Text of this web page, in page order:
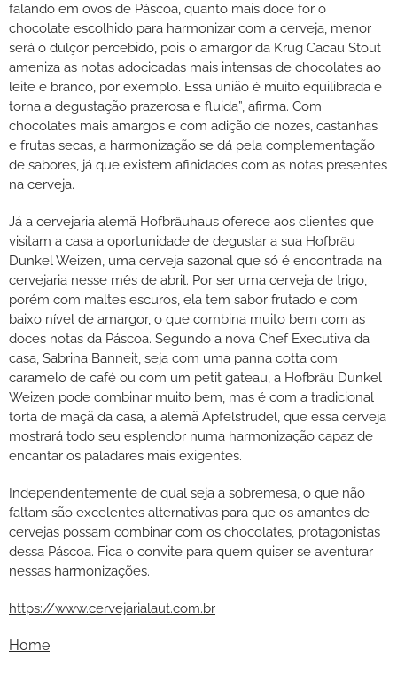
falando em ovos de Páscoa, quanto mais doce for o
chocolate escolhido para harmonizar com a cerveja, menor
será o dulçor percebido, pois o amargor da Krug Cacau Stout
ameniza as notas adocicadas mais intensas de chocolates ao
leite e branco, por exemplo. Essa união é muito equilibrada e
torna a degustação prazerosa e fluida”, afirma. Com
chocolates mais amargos e com adição de nozes, castanhas
e frutas secas, a harmonização se dá pela complementação
de sabores, já que existem afinidades com as notas presentes
na cerveja.
Já a cervejaria alemã Hofbräuhaus oferece aos clientes que
visitam a casa a oportunidade de degustar a sua Hofbräu
Dunkel Weizen, uma cerveja sazonal que só é encontrada na
cervejaria nesse mês de abril. Por ser uma cerveja de trigo,
porém com maltes escuros, ela tem sabor frutado e com
baixo nível de amargor, o que combina muito bem com as
doces notas da Páscoa. Segundo a nova Chef Executiva da
casa, Sabrina Banneit, seja com uma panna cotta com
caramelo de café ou com um petit gateau, a Hofbräu Dunkel
Weizen pode combinar muito bem, mas é com a tradicional
torta de maçã da casa, a alemã Apfelstrudel, que essa cerveja
mostrará todo seu esplendor numa harmonização capaz de
encantar os paladares mais exigentes.
Independentemente de qual seja a sobremesa, o que não
faltam são excelentes alternativas para que os amantes de
cervejas possam combinar com os chocolates, protagonistas
dessa Páscoa. Fica o convite para quem quiser se aventurar
nessas harmonizações.
https://www.cervejarialaut.com.br
Home